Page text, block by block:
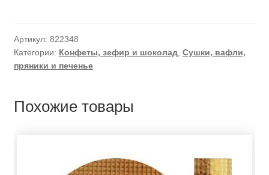
Артикул: 822348
Категории: Конфеты, зефир и шоколад, Сушки, вафли,
пряники и печенье
Похожие товары